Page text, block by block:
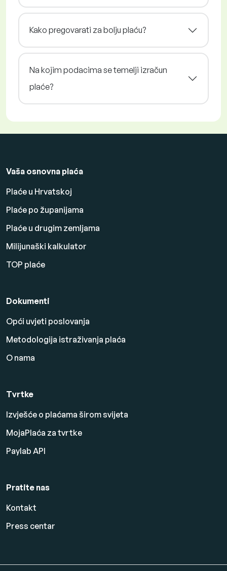
Kako pregovarati za bolju plaću?
Na kojim podacima se temelji izračun
plaće?
Vaša osnovna plaća
Plaće u Hrvatskoj
Plaće po županijama
Plaće u drugim zemljama
Milijunaški kalkulator
TOP plaće
Dokumenti
Opći uvjeti poslovanja
Metodologija istraživanja plaća
O nama
Tvrtke
Izvješće o plaćama širom svijeta
MojaPlaća za tvrtke
Paylab API
Pratite nas
Kontakt
Press centar